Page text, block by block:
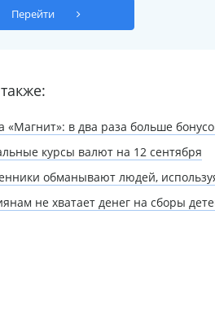
Перейти
«Магнит»: в два раза больше
курсы валют на 12 сентября
обманывают людей,
не хватает денег на сборы